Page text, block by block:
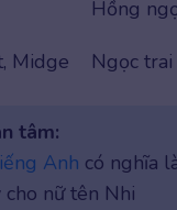
Hồng
Midge
Ngọc trai
tâm:
Anh có nghĩa
cho nữ tên Nhi